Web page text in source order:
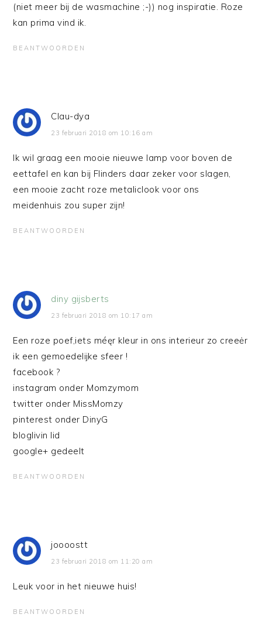
(niet meer bij de wasmachine ;-)) nog inspiratie. Roze
kan prima vind ik.
BEANTWOORDEN
Clau-dya
23 februari 2018 om 10:16 am
Ik wil graag een mooie nieuwe lamp voor boven de
eettafel en kan bij Flinders daar zeker voor slagen,
een mooie zacht roze metaliclook voor ons
meidenhuis zou super zijn!
BEANTWOORDEN
diny gijsberts
23 februari 2018 om 10:17 am
Een roze poef,iets méęr kleur in ons interieur zo creeėr
ik een gemoedelijke sfeer !
facebook ?
instagram onder Momzymom
twitter onder MissMomzy
pinterest onder DinyG
bloglivin lid
google+ gedeelt
BEANTWOORDEN
joooostt
23 februari 2018 om 11:20 am
Leuk voor in het nieuwe huis!
BEANTWOORDEN